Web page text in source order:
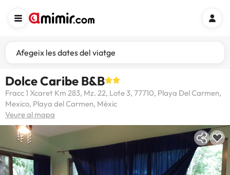
Afegeix les dates del viatge
Dolce Caribe B&B
Fracc 1 Xcaret Km 283, Mz. 22, Lote 3, 77710, Playa Del Carmen,
Mexico, Playa del Carmen, Mèxic
Veure al mapa